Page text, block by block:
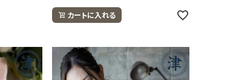
カートに入れる